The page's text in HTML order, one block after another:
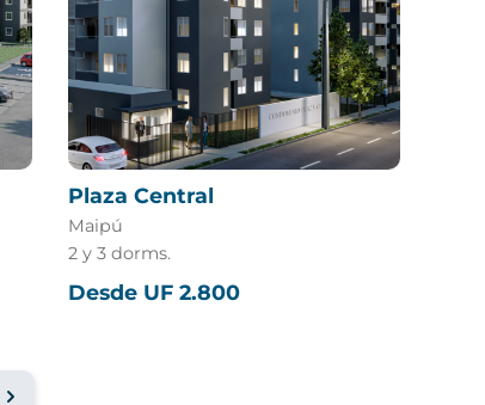
Plaza Central
Maipú
2 y 3 dorms.
Desde UF 2.800